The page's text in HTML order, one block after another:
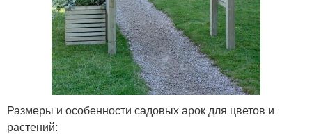
Размеры и особенности садовых арок для цветов и
растений: